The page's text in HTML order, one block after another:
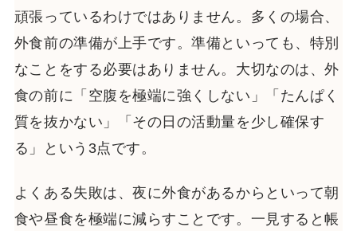
頑張っているわけではありません。多くの場合、
外食前の準備が上手です。準備といっても、特別
なことをする必要はありません。大切なのは、外
食の前に「空腹を極端に強くしない」「たんぱく
質を抜かない」「その日の活動量を少し確保す
る」という3点です。
よくある失敗は、夜に外食があるからといって朝
食や昼食を極端に減らすことです。一見すると帳